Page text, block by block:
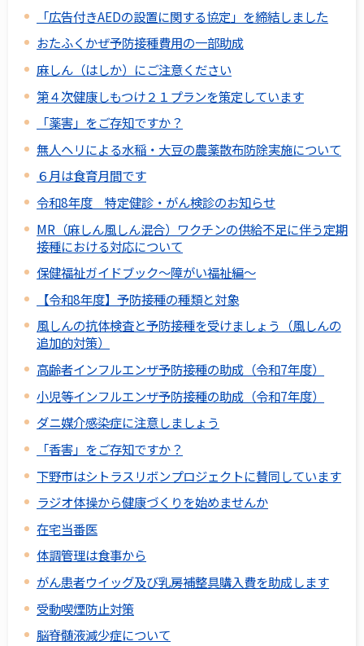
「広告付きAEDの設置に関する協定」を締結しました
おたふくかぜ予防接種費用の一部助成
麻しん（はしか）にご注意ください
第４次健康しもつけ２１プランを策定しています
「薬害」をご存知ですか？
無人ヘリによる水稲・大豆の農薬散布防除実施について
６月は食育月間です
令和8年度 特定健診・がん検診のお知らせ
MR（麻しん風しん混合）ワクチンの供給不足に伴う定期
接種における対応について
保健福祉ガイドブック～障がい福祉編～
【令和8年度】予防接種の種類と対象
風しんの抗体検査と予防接種を受けましょう（風しんの
追加的対策）
高齢者インフルエンザ予防接種の助成（令和7年度）
小児等インフルエンザ予防接種の助成（令和7年度）
ダニ媒介感染症に注意しましょう
「香害」をご存知ですか？
下野市はシトラスリボンプロジェクトに賛同しています
ラジオ体操から健康づくりを始めませんか
在宅当番医
体調管理は食事から
がん患者ウイッグ及び乳房補整具購入費を助成します
受動喫煙防止対策
脳脊髄液減少症について